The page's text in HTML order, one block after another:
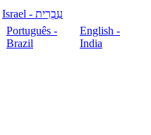
עִבְרִית - Israel
Português -
Brazil
English -
India